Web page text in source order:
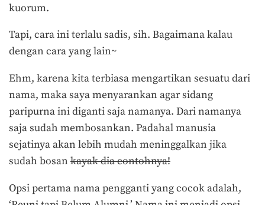
kuorum.
Tapi, cara ini terlalu sadis, sih. Bagaimana kalau
dengan cara yang lain~
Ehm, karena kita terbiasa mengartikan sesuatu dari
nama, maka saya menyarankan agar sidang
paripurna ini diganti saja namanya. Dari namanya
saja sudah membosankan. Padahal manusia
sejatinya akan lebih mudah meninggalkan jika
sudah bosan kayak dia contohnya!
Opsi pertama nama pengganti yang cocok adalah,